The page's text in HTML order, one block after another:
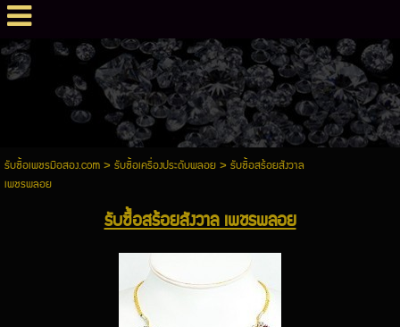
รับซื้อเพชรมือสอง.com> รับซื้อเครื่องประดับพลอย> รับซื้อสร้อยสังวาล
เพชรพลอย
รับซื้อสร้อยสังวาล เพชรพลอย